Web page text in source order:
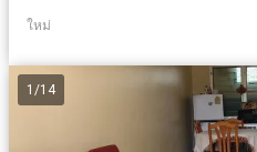
ใหม่
1 /14